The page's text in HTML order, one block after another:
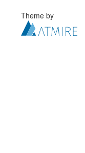
Theme by